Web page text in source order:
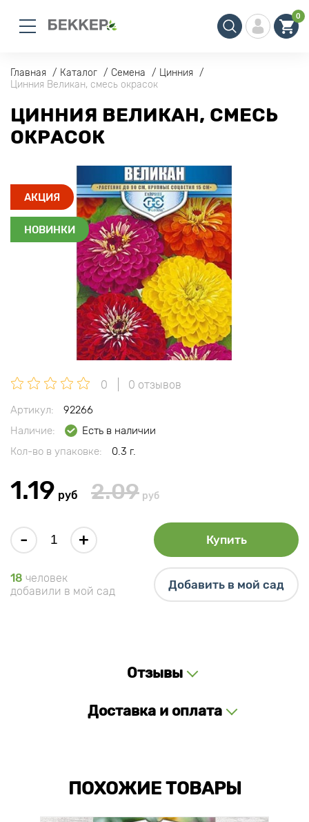
0
Главная Каталог Семена
Цинния
Цинния Великан, смесь окрасок
ЦИННИЯ ВЕЛИКАН, СМЕСЬ
ОКРАСОК
АКЦИЯ
НОВИНКИ
0 0 отзывов
Артикул:
92266
Наличие:
Есть в наличии
Кол-во в упаковке:
0.3 г.
1.19 руб 2.09 руб
- + Купить
18 человек
добавили в мой сад
Добавить в мой сад
Отзывы
Доставка и оплата
ПОХОЖИЕ ТОВАРЫ